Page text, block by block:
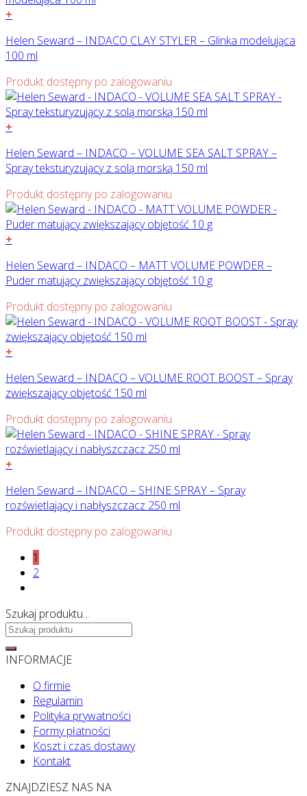
+
Helen Seward – INDACO CLAY STYLER – Glinka modelująca
100 ml
Produkt dostępny po zalogowaniu
+
Helen Seward – INDACO – VOLUME SEA SALT SPRAY –
Spray teksturyzujący z solą morską 150 ml
Produkt dostępny po zalogowaniu
+
Helen Seward – INDACO – MATT VOLUME POWDER –
Puder matujący zwiększający objętość 10 g
Produkt dostępny po zalogowaniu
+
Helen Seward – INDACO – VOLUME ROOT BOOST – Spray
zwiększający objętość 150 ml
Produkt dostępny po zalogowaniu
+
Helen Seward – INDACO – SHINE SPRAY – Spray
rozświetlający i nabłyszczacz 250 ml
Produkt dostępny po zalogowaniu
1
2
Szukaj produktu…
Szukaj:
INFORMACJE
O firmie
Regulamin
Polityka prywatności
Formy płatności
Koszt i czas dostawy
Kontakt
ZNAJDZIESZ NAS NA